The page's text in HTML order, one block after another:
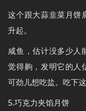
这个跟大蒜韭菜月饼
升起。
咸鱼，估计没多少人
觉得齁，发明它的人
可劲儿想吃盐。吃下
5.巧克力夹馅月饼